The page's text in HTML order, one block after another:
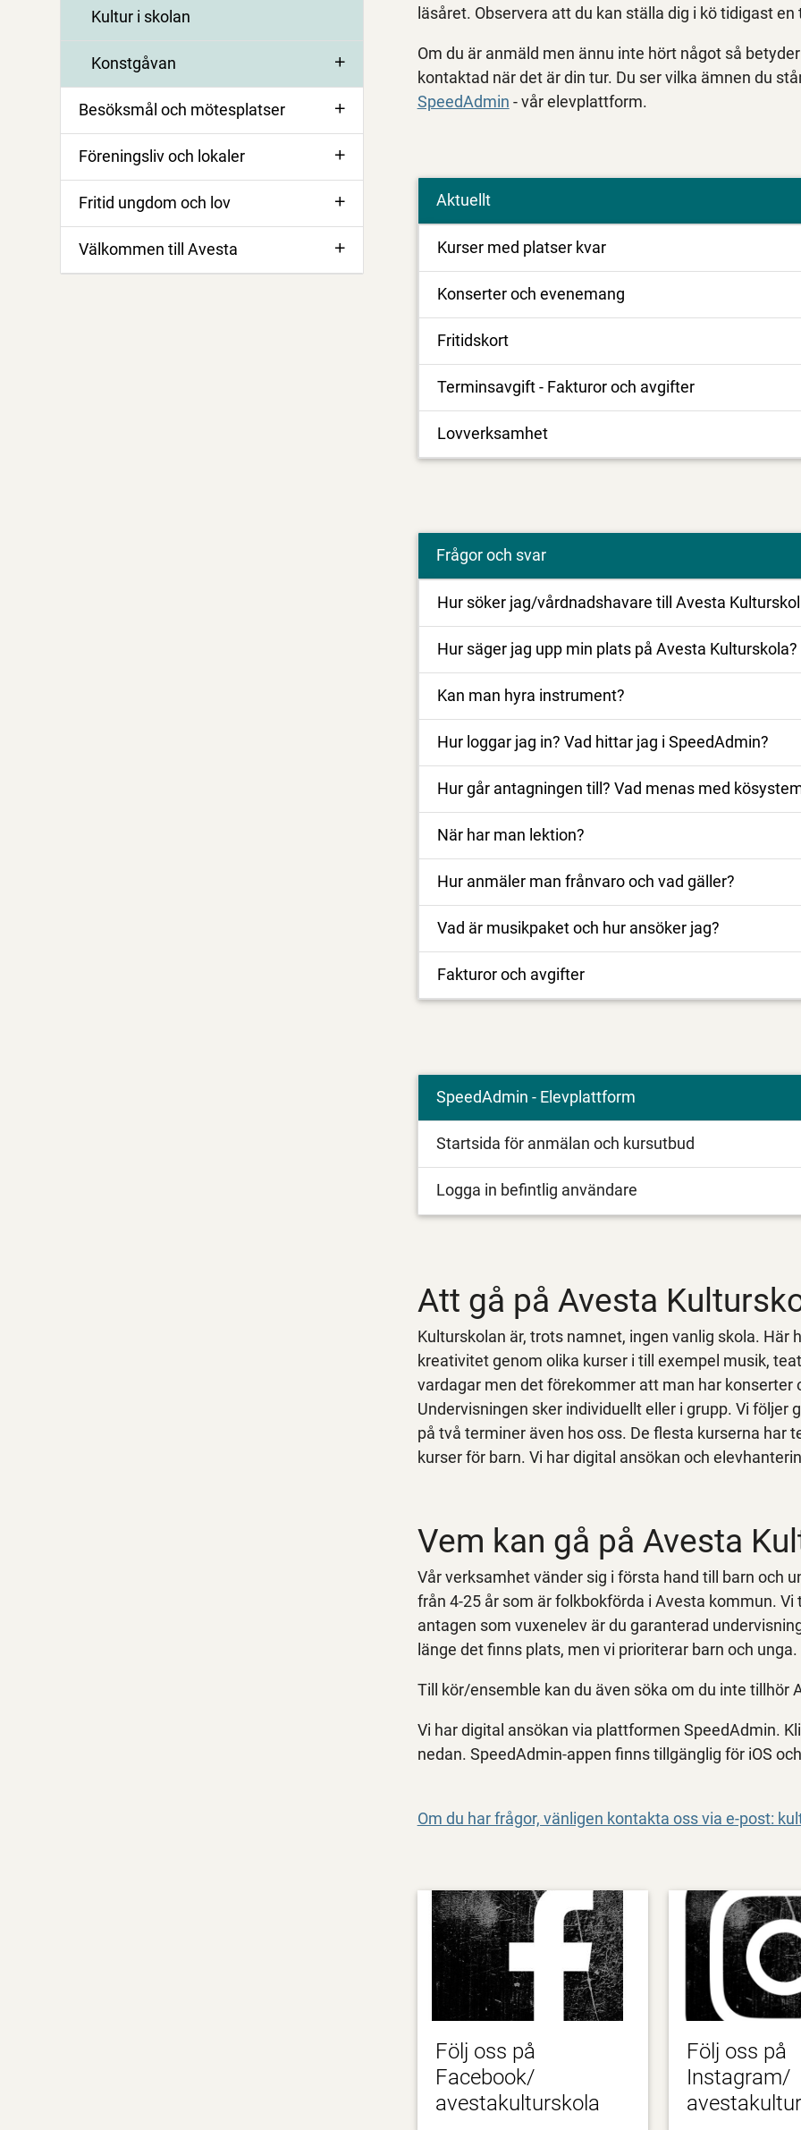
Kultur i skolan
Konstgåvan
Besöksmål och mötesplatser
Föreningsliv och lokaler
Fritid ungdom och lov
Välkommen till Avesta
läsåret. Observera att du kan ställa dig i kö tidigast
Om du är anmäld men ännu inte hört något så
kontaktad när det är din tur. Du ser vilka ämnen du
SpeedAdmin - vår elevplattform.
Aktuellt
Kurser med platser kvar
Konserter och evenemang
Fritidskort
Terminsavgift - Fakturor och avgifter
Lovverksamhet
Frågor och svar
Hur söker jag/vårdnadshavare till Avesta
Hur säger jag upp min plats på Avesta
Kan man hyra instrument?
Hur loggar jag in? Vad hittar jag i SpeedAdmin?
Hur går antagningen till? Vad menas med
När har man lektion?
Hur anmäler man frånvaro och vad gäller?
Vad är musikpaket och hur ansöker jag?
Fakturor och avgifter
SpeedAdmin - Elevplattform
Startsida för anmälan och kursutbud
Logga in befintlig användare
Att gå på Avesta
Kulturskolan är, trots namnet, ingen vanlig skola.
kreativitet genom olika kurser i till exempel musik,
vardagar men det förekommer att man har konserter
Undervisningen sker individuellt eller i grupp. Vi
på två terminer även hos oss. De flesta kurserna
kurser för barn. Vi har digital ansökan och
Vem kan gå på Avesta
Vår verksamhet vänder sig i första hand till barn och
från 4-25 år som är folkbokförda i Avesta kommun.
antagen som vuxenelev är du garanterad
länge det finns plats, men vi prioriterar barn och unga.
Till kör/ensemble kan du även söka om du inte
Vi har digital ansökan via plattformen SpeedAdmin.
nedan. SpeedAdmin-appen finns tillgänglig för iOS
Om du har frågor, vänligen kontakta oss via e-post:
Följ oss på
Facebook/
avestakulturskola
Följ oss på
Instagram/